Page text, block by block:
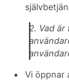
2. Vad
Vi öppnar